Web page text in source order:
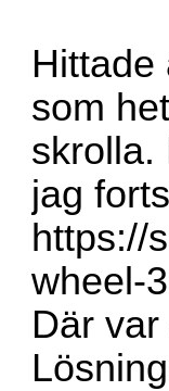
Hittade
som
skrolla.
jag
https://
wheel-
Där